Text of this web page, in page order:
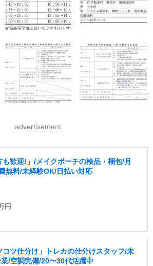
advertisement
も歓迎!」/メイクポーチの検品・梱包/月
無料/未経験OK/日払い対応
円
コツ仕分け」トレカの仕分けスタッフ/未
/空調完備/20〜30代活躍中